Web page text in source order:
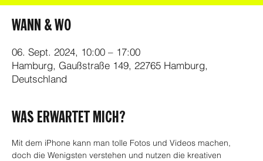
WANN & WO
06. Sept. 2024, 10:00 – 17:00
Hamburg, Gaußstraße 149, 22765 Hamburg,
Deutschland
WAS ERWARTET MICH?
Mit dem iPhone kann man tolle Fotos und Videos machen,
doch die Wenigsten verstehen und nutzen die kreativen